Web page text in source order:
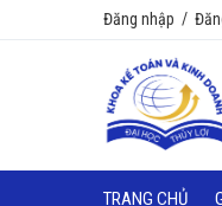
Đăng nhập /
TRANG CHỦ